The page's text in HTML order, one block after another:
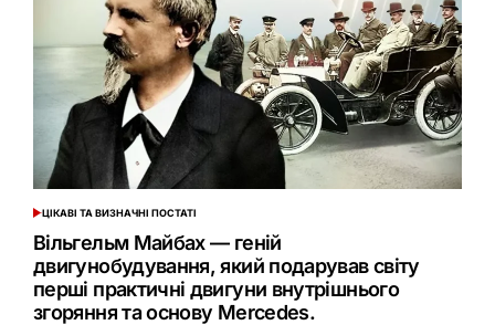
ОПУБЛІКУВАТИ
У
ЦІКАВІ ТА ВИЗНАЧНІ ПОСТАТІ
Вільгельм Майбах — геній
двигунобудування, який подарував світу
перші практичні двигуни внутрішнього
згоряння та основу Mercedes.